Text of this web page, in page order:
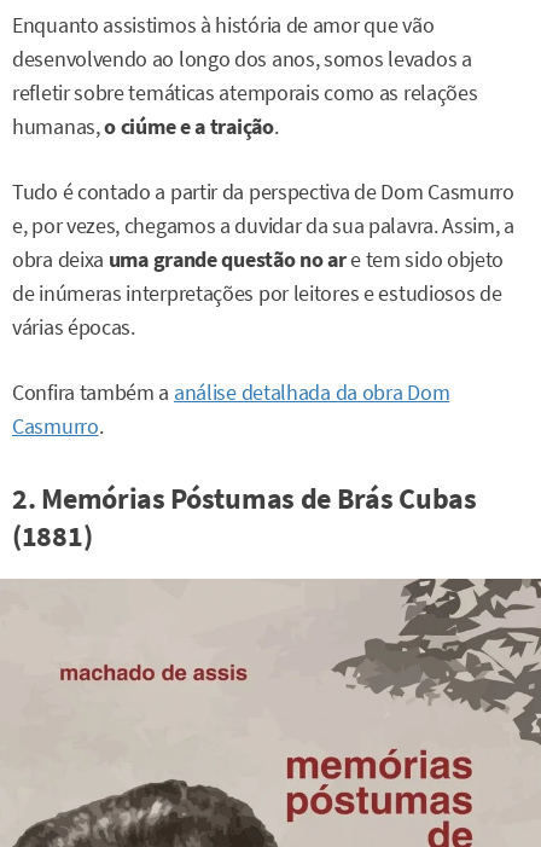
Enquanto assistimos à história de amor que vão
desenvolvendo ao longo dos anos, somos levados a
refletir sobre temáticas atemporais como as relações
humanas,ociúme e a traição.
Tudo é contado a partir da perspectiva de Dom Casmurro
e, por vezes, chegamos a duvidar da sua palavra. Assim, a
obra deixa uma grande questão no are tem sido objeto
de inúmeras interpretações por leitores e estudiosos de
várias épocas.
Confira também a análise detalhada da obra Dom
Casmurro.
2. Memórias Póstumas de Brás Cubas
(1881)